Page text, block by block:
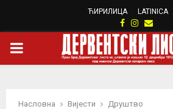
ЋИРИЛИЦА LATINICA
Facebook
Instagram
Email
PRIMARY
Насловна Вијести
Друштво